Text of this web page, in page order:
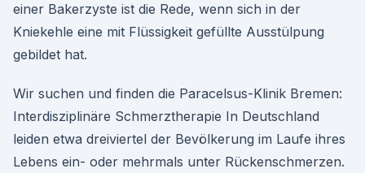
einer Bakerzyste ist die Rede, wenn sich in der
Kniekehle eine mit Flüssigkeit gefüllte Ausstülpung
gebildet hat.
Wir suchen und finden die Paracelsus-Klinik Bremen:
Interdisziplinäre Schmerztherapie In Deutschland
leiden etwa dreiviertel der Bevölkerung im Laufe ihres
Lebens ein- oder mehrmals unter Rückenschmerzen.